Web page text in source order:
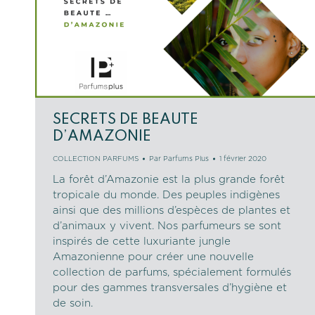
SECRETS DE BEAUTE
D’AMAZONIE
COLLECTION PARFUMS Par Parfums Plus 1 février 2020
La forêt d’Amazonie est la plus grande forêt
tropicale du monde. Des peuples indigènes
ainsi que des millions d’espèces de plantes et
d’animaux y vivent. Nos parfumeurs se sont
inspirés de cette luxuriante jungle
Amazonienne pour créer une nouvelle
collection de parfums, spécialement formulés
pour des gammes transversales d’hygiène et
de soin.